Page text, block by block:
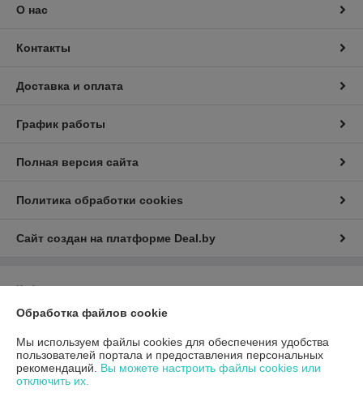
О нас
Контакты
Доставка и оплата
График работы
Полная версия сайта
Политика обработки cookies
Сайт создан на платформе Deal.by
Информация для покупателя
Юридическое лицо:Общество с ограниченной ответственностью
г. Минск, ул. Инженерная, 28, каб. 11
Регистрационный номер ЕГР: 193790359
Обработка файлов cookie
Мы используем файлы cookies для обеспечения удобства
пользователей портала и предоставления персональных
рекомендаций. Вы можете настроить файлы cookies или
отключить их.